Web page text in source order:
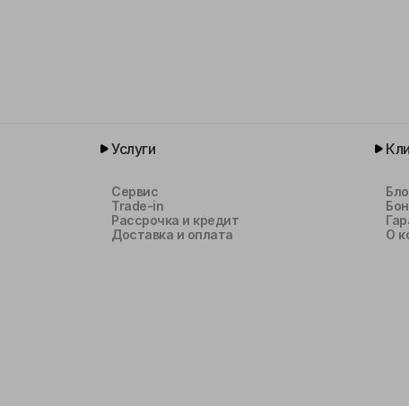
Услуги
Сервис
Trade-in
Рассрочка и кредит
Доставка и оплата
О